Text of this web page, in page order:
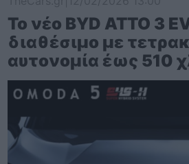
Το νέο BYD ATTO 3
διαθέσιμο με
αυτονομία έως 510